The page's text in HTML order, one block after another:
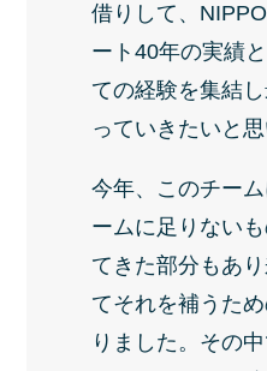
借りして、
ート40年の実績
ての経験を集結
っていきたいと思
今年、このチー
ームに足りない
てきた部分もあ
てそれを補うた
りました。その